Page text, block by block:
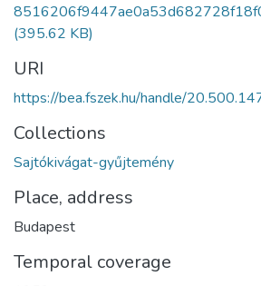
(395.62 KB)
URI
https://bea.fszek.hu/handle/
Collections
Sajtókivágat-gyűjtemény
Place, address
Budapest
Temporal coverage